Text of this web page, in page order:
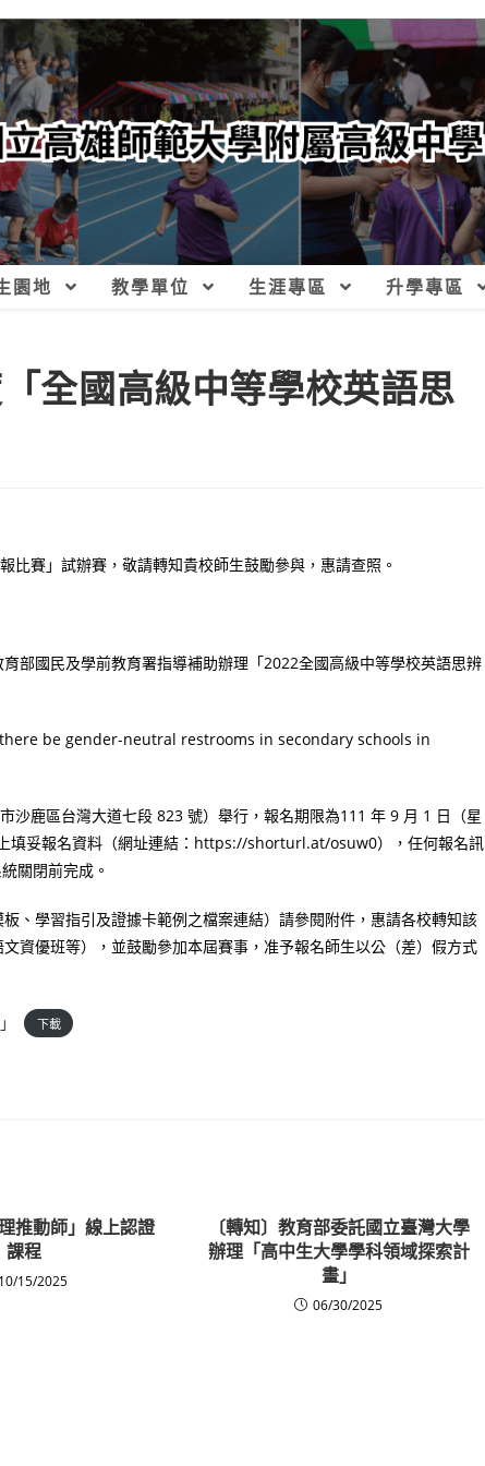
園地 教學單位 生涯專區 升學專區
全國高級中等學校英語思
賽」試辦賽，敬請轉知貴校師生鼓勵參與，惠請查照。
部國民及學前教育署指導補助辦理「2022全國高級中等學校英語思辨
there be gender-neutral restrooms in secondary schools in
沙鹿區台灣大道七段 823 號）舉行，報名期限為111 年 9 月 1 日（星
填妥報名資料（網址連結：https://shorturl.at/osuw0），任何報名訊
關閉前完成。
、學習指引及證據卡範例之檔案連結）請參閱附件，惠請各校轉知該
資優班等），並鼓勵參加本屆賽事，准予報名師生以公（差）假方式
下載
推動師」線上認證
課程
10/15/2025
〔轉知〕教育部委託國立臺灣大學
辦理「高中生大學學科領域探索計
畫」
06/30/2025